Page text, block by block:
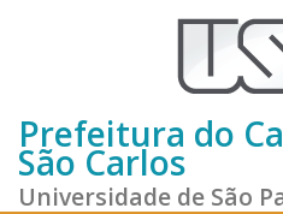
Prefeitura do
São Carlos
Universidade de São